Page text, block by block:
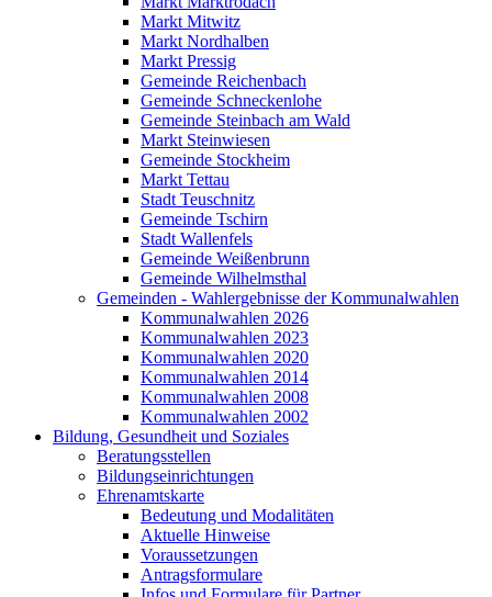
Markt Mitwitz
Markt Nordhalben
Markt Pressig
Gemeinde Reichenbach
Gemeinde Schneckenlohe
Gemeinde Steinbach am Wald
Markt Steinwiesen
Gemeinde Stockheim
Markt Tettau
Stadt Teuschnitz
Gemeinde Tschirn
Stadt Wallenfels
Gemeinde Weißenbrunn
Gemeinde Wilhelmsthal
Gemeinden - Wahlergebnisse der Kommunalwahlen
Kommunalwahlen 2026
Kommunalwahlen 2023
Kommunalwahlen 2020
Kommunalwahlen 2014
Kommunalwahlen 2008
Kommunalwahlen 2002
Bildung, Gesundheit und Soziales
Beratungsstellen
Bildungseinrichtungen
Ehrenamtskarte
Bedeutung und Modalitäten
Aktuelle Hinweise
Voraussetzungen
Antragsformulare